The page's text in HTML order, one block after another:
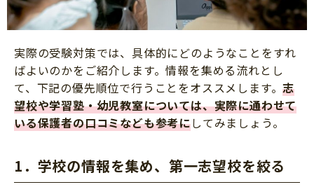
実際の受験対策では、具体的にどのようなことをすれ
ばよいのかをご紹介します。情報を集める流れとし
て、下記の優先順位で行うことをオススメします。志
望校や学習塾・幼児教室については、実際に通わせて
いる保護者の口コミなども参考にしてみましょう。
1．学校の情報を集め、第一志望校を絞る